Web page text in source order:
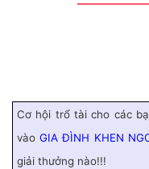
Cơ hội trổ tài cho các
vàoGIA ĐÌNH KHEN
giải thưởng nào!!!